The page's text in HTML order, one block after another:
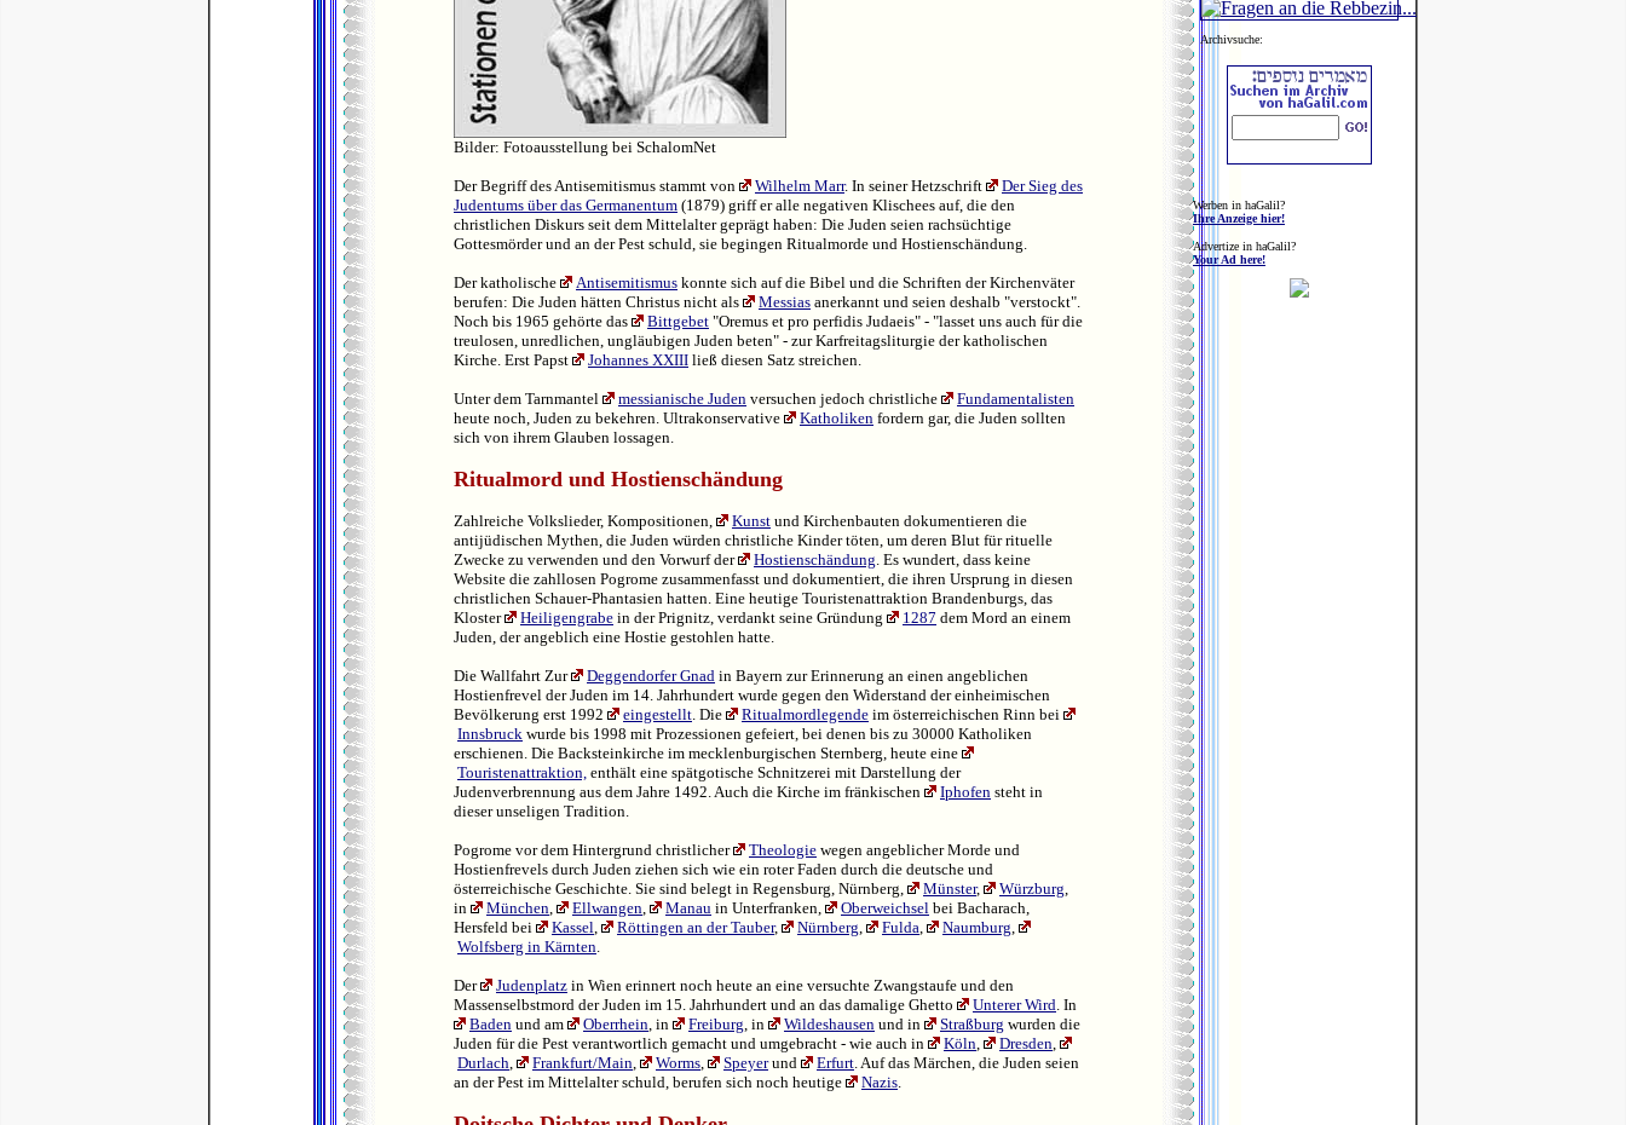
Bilder: Fotoausstellung bei SchalomNet
Der Begriff des Antisemitismus stammt von Wilhelm Marr. In seiner Hetzschrift
Der Sieg des
Judentums über das Germanentum (1879) griff er alle negativen Klischees auf, die den
christlichen Diskurs seit dem Mittelalter geprägt haben: Die Juden seien rachsüchtige
Gottesmörder und an der Pest schuld, sie begingen Ritualmorde und Hostienschändung.
Der katholische Antisemitismus konnte sich auf die Bibel und die Schriften der Kirchenväter
berufen: Die Juden hätten Christus nicht als
Messias anerkannt und seien deshalb "verstockt".
Noch bis 1965 gehörte das
Bittgebet "Oremus et pro perfidis Judaeis" - "lasset uns auch für die
treulosen, unredlichen, ungläubigen Juden beten" - zur Karfreitagsliturgie der katholischen
Kirche. Erst Papst
Johannes XXIII ließ diesen Satz streichen.
Unter dem Tarnmantel messianische Juden versuchen jedoch christliche
Fundamentalisten
heute noch, Juden zu bekehren. Ultrakonservative
Katholiken fordern gar, die Juden sollten
sich von ihrem Glauben lossagen.
Ritualmord und Hostienschändung
Zahlreiche Volkslieder, Kompositionen, Kunst und Kirchenbauten dokumentieren die
antijüdischen Mythen, die Juden würden christliche Kinder töten, um deren Blut für rituelle
Zwecke zu verwenden und den Vorwurf der
Hostienschändung . Es wundert, dass keine
Website die zahllosen Pogrome zusammenfasst und dokumentiert, die ihren Ursprung in diesen
christlichen Schauer-Phantasien hatten. Eine heutige Touristenattraktion Brandenburgs, das
Kloster
Heiligengrabe in der Prignitz, verdankt seine Gründung 1287 dem Mord an einem
Juden, der angeblich eine Hostie gestohlen hatte.
Die Wallfahrt Zur Deggendorfer Gnad in Bayern zur Erinnerung an einen angeblichen
Hostienfrevel der Juden im 14. Jahrhundert wurde gegen den Widerstand der einheimischen
Bevölkerung erst 1992
eingestellt . Die Ritualmordlegende im österreichischen Rinn bei
Innsbruck wurde bis 1998 mit Prozessionen gefeiert, bei denen bis zu 30000 Katholiken
erschienen. Die Backsteinkirche im mecklenburgischen Sternberg, heute eine
Touristenattraktion, enthält eine spätgotische Schnitzerei mit Darstellung der
Judenverbrennung aus dem Jahre 1492. Auch die Kirche im fränkischen
Iphofen steht in
dieser unseligen Tradition.
Pogrome vor dem Hintergrund christlicher Theologie wegen angeblicher Morde und
Hostienfrevels durch Juden ziehen sich wie ein roter Faden durch die deutsche und
österreichische Geschichte. Sie sind belegt in Regensburg, Nürnberg,
Münster, Würzburg
in
München Ellwangen Manau in Unterfranken, Oberweichsel bei Bacharach,
Hersfeld bei
Kassel Röttingen an der Tauber, Nürnberg Fulda Naumburg
Wolfsberg in Kärnten
Der Judenplatz in Wien erinnert noch heute an eine versuchte Zwangstaufe und den
Massenselbstmord der Juden im 15. Jahrhundert und an das damalige Ghetto
Unterer Wird . In
Baden und am Oberrhein , in Freiburg , in Wildeshausen und in Straßburg wurden die
Juden für die Pest verantwortlich gemacht und umgebracht - wie auch in
Köln Dresden
Durlach
Frankfurt/Main Worms Speyerund Erfurt . Auf das Märchen, die Juden seien
an der Pest im Mittelalter schuld, berufen sich noch heutige
Nazis
Archivsuche:
Werben in haGalil?
Ihre Anzeige hier!
Advertize in haGalil?
Your Ad here!